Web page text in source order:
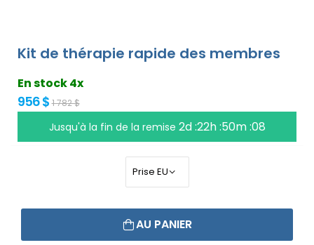
Kit de thérapie rapide des membres
En stock 4x
956 $ 1 782 $
Jusqu'à la fin de la remise 2d :22h :50m :07
AU PANIER